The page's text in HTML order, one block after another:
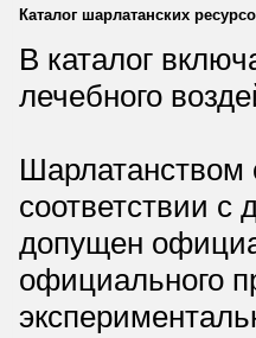
Каталог шарлатанских
В каталог
лечебного
Шарлатанством
соответствии
допущен
официального